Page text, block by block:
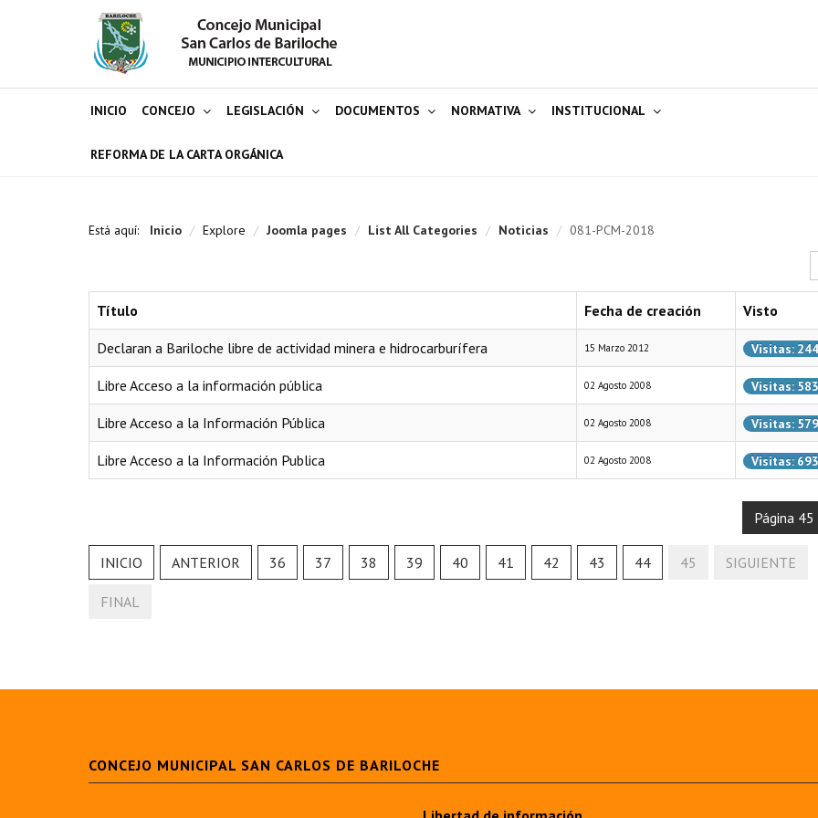
INICIO CONCEJO LEGISLACIÓN DOCUMENTOS NORMATIVA INSTITUCIONAL
REFORMA DE LA CARTA ORGÁNICA
Está aquí: Inicio / Explore / Joomla pages / List All Categories / Noticias / 081-PCM-2018
Título Fecha de creación Visto
Declaran a Bariloche libre de actividad minera e hidrocarburífera 15 Marzo 2012 Visitas:
Libre Acceso a la información pública 02 Agosto 2008 Visitas: 583
Libre Acceso a la Información Pública 02 Agosto 2008 Visitas: 579
Libre Acceso a la Información Publica 02 Agosto 2008 Visitas: 693
Página 45
INICIO ANTERIOR 36 37 38 39 40 41 42 43 44 45 SIGUIENTE
FINAL
CONCEJO MUNICIPAL SAN CARLOS DE BARILOCHE